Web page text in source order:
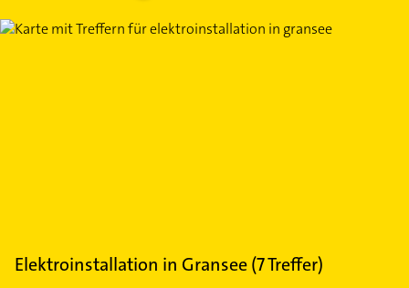
Elektroinstallation in Gransee(7Treffer)